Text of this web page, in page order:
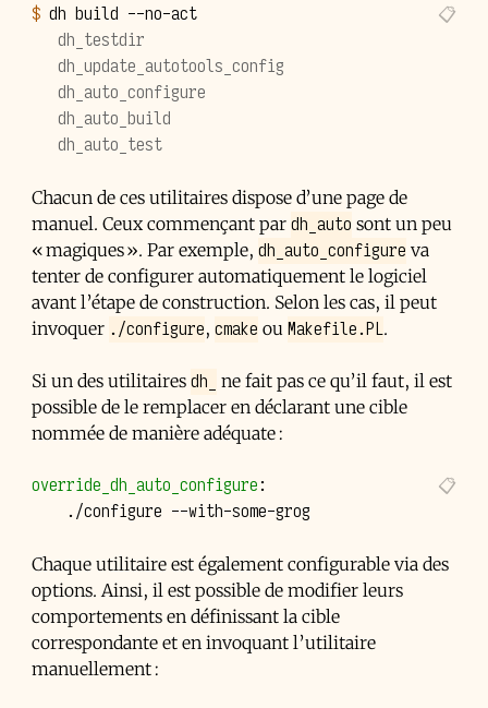
$ dh build
--no-act
   dh_testdir
   dh_update_autotools_config
   dh_auto_configure
   dh_auto_build
   dh_auto_test
Chacun de ces utilitaires dispose d’une page de
manuel. Ceux commençant par dh_auto sont un peu
« magiques ». Par exemple, dh_auto_configure va
tenter de configurer automatiquement le logiciel
avant l’étape de construction. Selon les cas, il peut
invoquer ./configure, cmake ou Makefile.PL.
Si un des utilitaires dh_
ne fait pas ce qu’il faut, il est
possible de le remplacer en déclarant une cible
nommée de manière adéquate :
override_dh_auto_configure:
./configure
Chaque utilitaire est également configurable via des
options. Ainsi, il est possible de modifier leurs
comportements en définissant la cible
correspondante et en invoquant l’utilitaire
manuellement :